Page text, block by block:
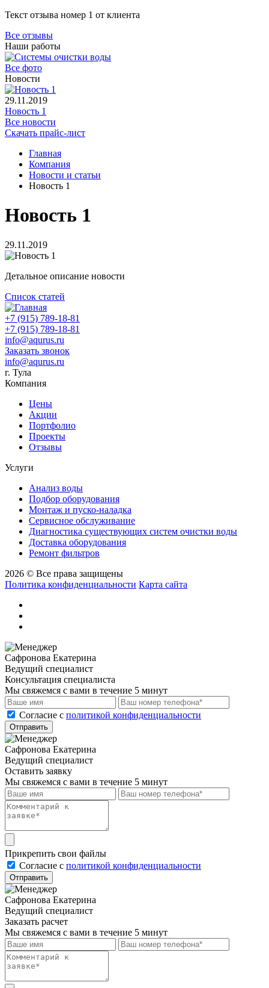
Текст отзыва номер 1 от клиента
Все отзывы
Наши работы
Все фото
Новости
29.11.2019
Новость 1
Все новости
Скачать прайс-лист
Главная
Компания
Новости и статьи
Новость 1
Новость 1
29.11.2019
Детальное описание новости
Список статей
+7 (915) 789-18-81
+7 (915) 789-18-81
info@aqurus.ru
Заказать звонок
info@aqurus.ru
г. Тула
Компания
Цены
Акции
Портфолио
Проекты
Отзывы
Услуги
Анализ воды
Подбор оборудования
Монтаж и пуско-наладка
Сервисное обслуживание
Диагностика существующих систем очистки воды
Доставка оборудования
Ремонт фильтров
2026 © Все права защищены
Политика конфиденциальности Карта сайта
Сафронова Екатерина
Ведущий специалист
Консультация специалиста
Мы свяжемся с вами в течение 5 минут
Cогласие с политикой конфиденциальности
Отправить
Сафронова Екатерина
Ведущий специалист
Оставить заявку
Мы свяжемся с вами в течение 5 минут
Прикрепить свои файлы
Cогласие с политикой конфиденциальности
Отправить
Сафронова Екатерина
Ведущий специалист
Заказать расчет
Мы свяжемся с вами в течение 5 минут